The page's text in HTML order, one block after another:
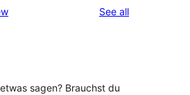
See allreviews
sagen? Brauchst du